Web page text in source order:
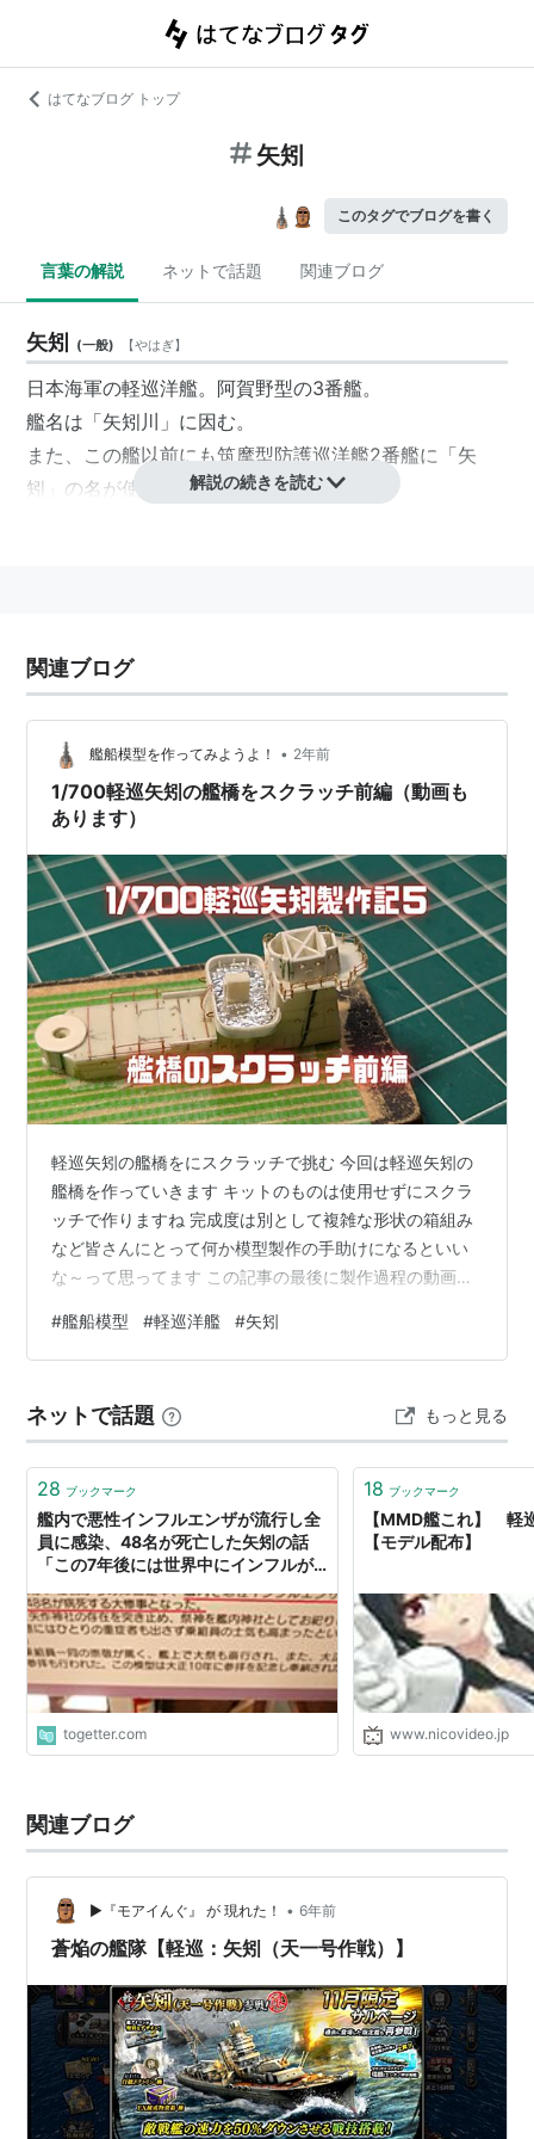
はてなブログ トップ
矢矧
このタグでブログを書く
言葉の解説 ネットで話題 関連ブログ
矢矧 (一般) 【やはぎ】
日本海軍の軽巡洋艦。阿賀野型の3番艦。
艦名は「矢矧川」に因む。
また、この艦以前にも筑摩型防護巡洋艦2番艦に「矢
矧」の名が使われている。
1941年11月11日、阿賀野型3番艦として佐世保海軍工廠
で起工。
1942年10月25日、進水。
1943年12月29日、竣工。
矢矧 (一般) 【やはぎ
矢を矧(は)ぐこと。また、それを職業とする人。矢師。
解説の続きを読む
関連ブログ
艦船模型を作ってみようよ！ • 2年前
1/700軽巡矢矧の艦橋をスクラッチ前編（動画も
あります）
軽巡矢矧の艦橋をにスクラッチで挑む 今回は軽巡矢矧の
艦橋を作っていきます キットのものは使用せずにスクラ
ッチで作りますね 完成度は別として複雑な形状の箱組み
など皆さんにとって何か模型製作の手助けになるといい
な～って思ってます この記事の最後に製作過程の動画を
艦橋のスクラッチ いつも通りエッチングパーツや３Dプ
リンターなどのアフターパーツは使わずに全て自作で挑
ます！ オーバースケールなんか1/700スケールではそん
なに気にしなくていいと個人的には思ってます とにかく
製作を楽しむ！これだけですね…
#艦船模型 #軽巡洋艦 #矢矧
ネットで話題 もっと見る
28 ブックマーク
艦内で悪性インフルエンザが流行し全
員に感染、48名が死亡した矢矧の話
「この7年後には世界中にインフルが
togetter.com
18 ブックマーク
【MMD艦これ】
【モデル配布】
www.nicovideo.jp
関連ブログ
▶『モアイんぐ』 が 現れた！ • 6年前
蒼焔の艦隊【軽巡：矢矧（天一号作戦）】